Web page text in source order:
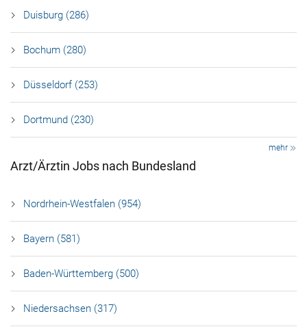
Duisburg (286)
Bochum (280)
Düsseldorf (253)
Dortmund (230)
mehr
Arzt/Ärztin Jobs nach Bundesland
Nordrhein-Westfalen (954)
Bayern (581)
Baden-Württemberg (500)
Niedersachsen (317)